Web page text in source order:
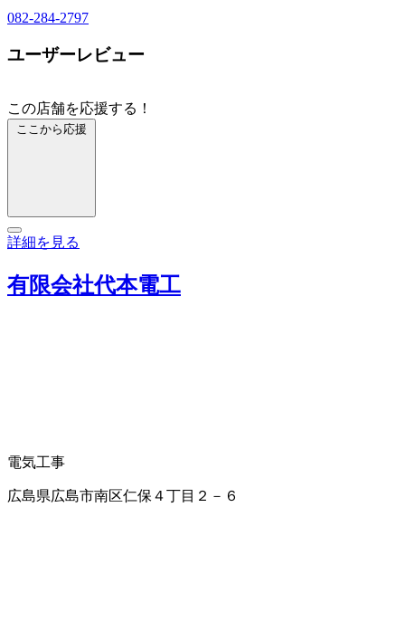
082-284-2797
ユーザーレビュー
この店舗を応援する！
ここから応援
詳細を見る
有限会社代本電工
電気工事
広島県広島市南区仁保４丁目２－６